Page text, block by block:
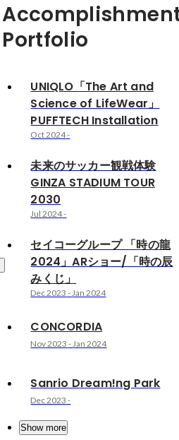
Portfolio
UNIQLO「The Art and
Science of LifeWear」
PUFFTECH Installation
Oct 2024-
未来のサッカー観戦体験
GINZA STADIUM TOUR
2030
Jul 2024-
セイコーグループ 「時の龍
2024」ARショー/「時の辰
みくじ」
Dec 2023 -Jan 2024
CONCORDIA
Nov 2023 -Jan 2024
Sanrio Dream!ng Park
Dec 2023 -
Show more